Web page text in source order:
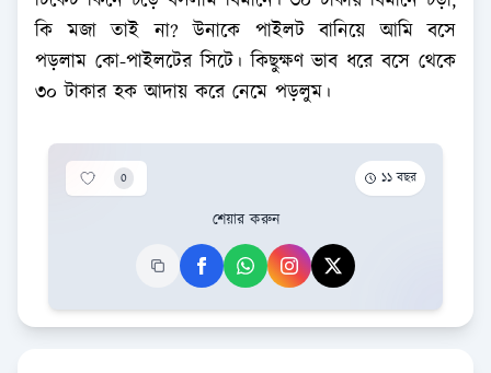
কি মজা তাই না? উনাকে পাইলট বানিয়ে আমি বসে
পড়লাম কো-পাইলটের সিটে। কিছুক্ষণ ভাব ধরে বসে থেকে
৩০ টাকার হক আদায় করে নেমে পড়লুম।
0 ১১ বছর
শেয়ার করুন